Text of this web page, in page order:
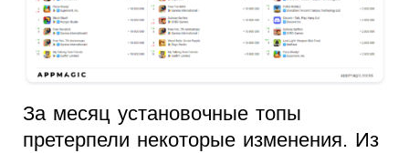
За месяц установочные топы
претерпели некоторые изменения. Из